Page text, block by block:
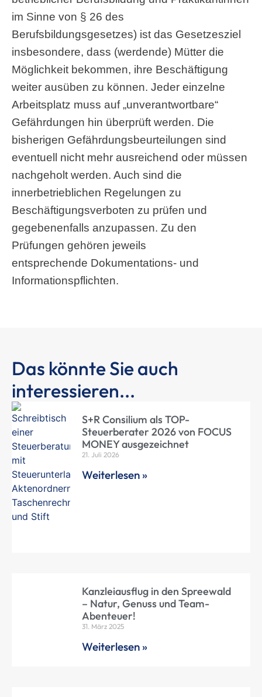
im Sinne von § 26 des
Berufsbildungsgesetzes) ist das Gesetzesziel
insbesondere, dass (werdende) Mütter die
Möglichkeit bekommen, ihre Beschäftigung
weiter ausüben zu können. Jeder einzelne
Arbeitsplatz muss auf „unverantwortbare“
Gefährdungen hin überprüft werden. Die
bisherigen Gefährdungsbeurteilungen sind
eventuell nicht mehr ausreichend oder müssen
nachgeholt werden. Auch sind die
innerbetrieblichen Regelungen zu
Beschäftigungsverboten zu prüfen und
gegebenenfalls anzupassen. Zu den
Prüfungen gehören jeweils
entsprechende Dokumentations- und
Informationspflichten.
Das könnte Sie auch
interessieren...
S+R Consilium als TOP-
Steuerberater 2026 von FOCUS
MONEY ausgezeichnet
21. Juli 2026
Weiterlesen »
Kanzleiausflug in den Spreewald
– Natur, Genuss und Team-
Abenteuer!
31. März 2025
Weiterlesen »